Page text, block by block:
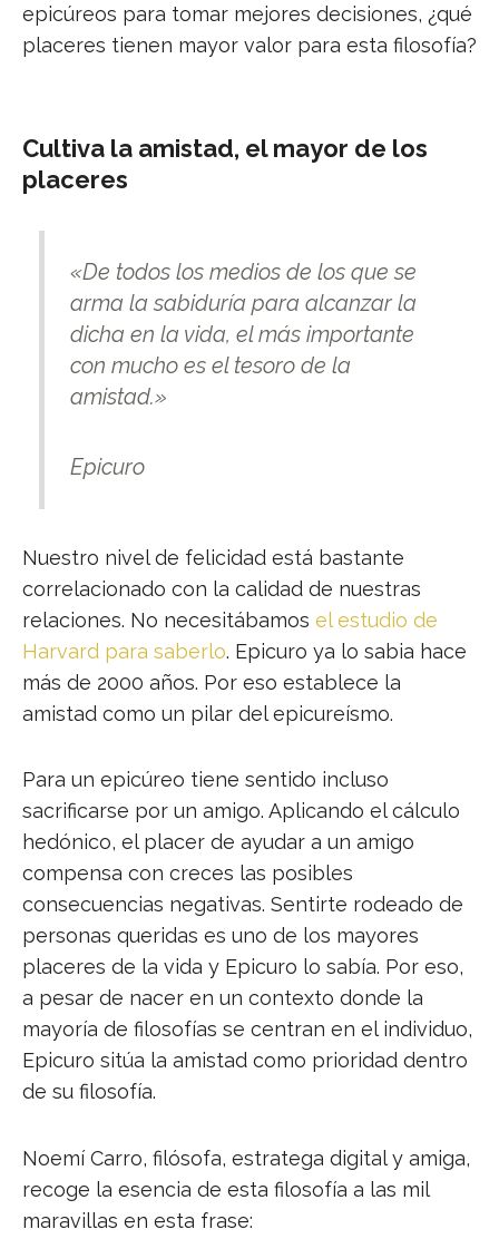
epicúreos para tomar mejores decisiones, ¿qué
placeres tienen mayor valor para esta filosofía?
Cultiva la amistad, el mayor de los
placeres
«De todos los medios de los que se
arma la sabiduría para alcanzar la
dicha en la vida, el más importante
con mucho es el tesoro de la
amistad.»
Epicuro
Nuestro nivel de felicidad está bastante
correlacionado con la calidad de nuestras
relaciones. No necesitábamos el estudio de
Harvard para saberlo. Epicuro ya lo sabia hace
más de 2000 años. Por eso establece la
amistad como un pilar del epicureísmo.
Para un epicúreo tiene sentido incluso
sacrificarse por un amigo. Aplicando el cálculo
hedónico, el placer de ayudar a un amigo
compensa con creces las posibles
consecuencias negativas. Sentirte rodeado de
personas queridas es uno de los mayores
placeres de la vida y Epicuro lo sabía. Por eso,
a pesar de nacer en un contexto donde la
mayoría de filosofías se centran en el individuo,
Epicuro sitúa la amistad como prioridad dentro
de su filosofía.
Noemí Carro, filósofa, estratega digital y amiga,
recoge la esencia de esta filosofía a las mil
maravillas en esta frase: